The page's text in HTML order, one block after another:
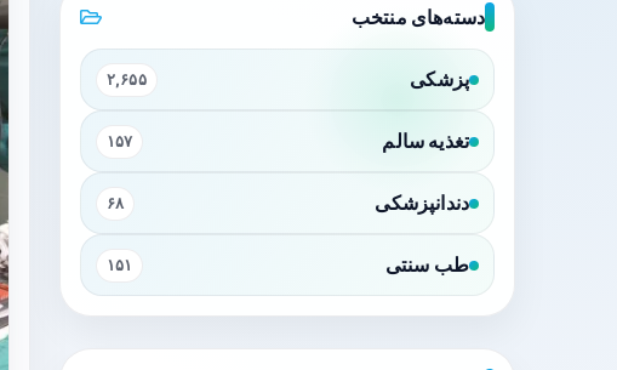
دسته‌های منتخب
پزشکی ۲,۶۵۵
تغذیه سالم ۱۵۷
دندانپزشکی ۶۸
طب سنتی ۱۵۱